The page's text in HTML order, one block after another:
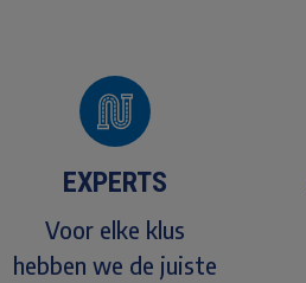
EXPERTS
Voor elke klus
hebben we de juiste